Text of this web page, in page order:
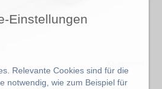
Einstellungen
Relevante Cookies sind für die
notwendig, wie zum Beispiel für